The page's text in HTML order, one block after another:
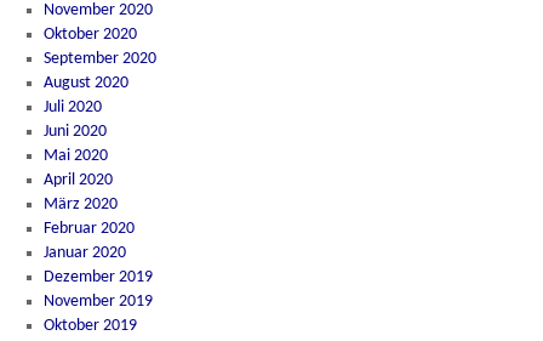
November 2020
Oktober 2020
September 2020
August 2020
Juli 2020
Juni 2020
Mai 2020
April 2020
März 2020
Februar 2020
Januar 2020
Dezember 2019
November 2019
Oktober 2019